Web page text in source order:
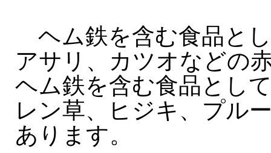
ヘム鉄を含む食品と
アサリ、カツオなどの
ヘム鉄を含む食品とし
レン草、ヒジキ、プル
あります。